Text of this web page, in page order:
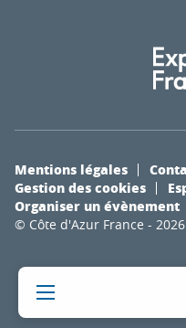
© Côte d'Azur France - 2026
Mentions légales
Gestion des cookies
Organiser un évènement